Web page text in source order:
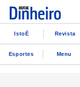
IstoÉ Revista
Esportes Menu